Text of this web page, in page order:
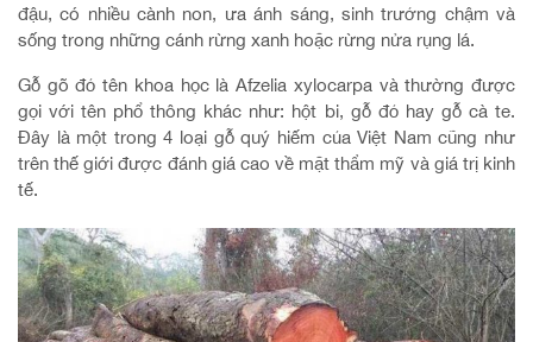
đậu, có nhiều cành non, ưa ánh sáng, sinh trưởng chậm và
sống trong những cánh rừng xanh hoặc rừng nửa rụng lá.
Gỗ gõ đỏ tên khoa học là Afzelia xylocarpa và thường được
gọi với tên phổ thông khác như: hột bi, gỗ đỏ hay gỗ cà te.
Đây là một trong 4 loại gỗ quý hiếm của Việt Nam cũng như
trên thế giới được đánh giá cao về mặt thẩm mỹ và giá trị kinh
tế.